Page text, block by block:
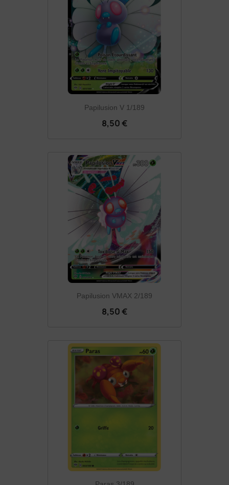
Papilusion V 1/189
8,50 €
Papilusion VMAX 2/189
8,50 €